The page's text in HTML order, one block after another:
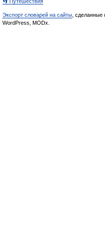
Экспорт словарей на сайты , сделанные
WordPress, MODx.